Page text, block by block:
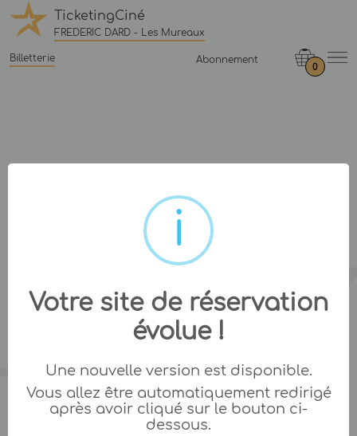
TicketingCiné
FREDERIC DARD - Les Mureaux
Billetterie Abonnement
0
Votre site de réservation
évolue !
Une nouvelle version est disponible.
Vous allez être automatiquement redirigé
après avoir cliqué sur le bouton ci-
dessous.